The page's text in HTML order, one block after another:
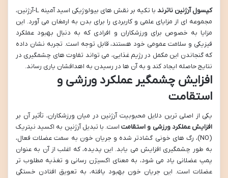
کپسول آرژنین ناترند
با تکیه بر نقش های بیولوژیکی اسید آمینه L-آرژنین،
مجموعه ای از مزایای علمی و کاربردی را برای بدن به ارمغان می آورد. این
مزایا به خصوص برای ورزشکاران و افرادی که به دنبال بهبود عملکرد
فیزیکی و سلامت عمومی خود هستند، قابل توجه است. تجربه نشان داده
که گنجاندن این مکمل در رژیم غذایی، می تواند تفاوت های چشمگیری در
نتایج حاصله ایجاد کند و به آن ها در رسیدن به اهدافشان یاری رساند.
افزایش چشمگیر عملکرد ورزشی و
استقامت
یکی از اصلی ترین دلایل محبوبیت آرژنین در میان ورزشکاران، تأثیر آن بر
افزایش عملکرد ورزشی و استقامتاست. با تبدیل آرژنین به اکسید نیتریک
(NO)، رگ های خونی گشادتر شده و جریان خون به سمت عضلات فعال،
به طور چشمگیری افزایش می یابد. این پدیده، که اغلب از آن به عنوان
پمپ عضلانی یاد می شود، به معنای اکسیژن رسانی و تغذیه مطلوب تر
عضلات است. این جریان خون بهبود یافته، به تعویق افتادن خستگی